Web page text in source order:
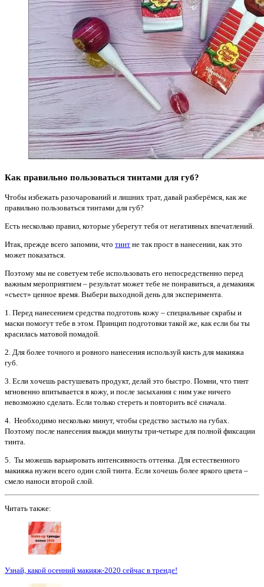
Как правильно пользоваться тинтами для губ?
Чтобы избежать разочарований и лишних трат, давай разберёмся, как же
правильно пользоваться тинтами для губ?
Есть несколько правил, которые уберегут тебя от негативных впечатлений.
Итак, прежде всего запомни, что тинт не так прост в нанесении, как это
может показаться.
Поэтому мы не советуем тебе использовать его непосредственно перед
важным мероприятием – результат может тебе не понравиться, а демакияж
«съест» ценное время. Выбери выходной день для эксперимента.
1. Перед нанесением средства подготовь кожу – специальные скрабы и
маски помогут тебе в этом. Принцип подготовки такой же, как если бы ты
красилась матовой помадой.
2. Для более точного и ровного нанесения используй кисть для макияжа
губ.
3. Если хочешь растушевать продукт, делай это быстро. Помни, что тинт
мгновенно впитывается в кожу, и после засыхания с ним уже ничего
невозможно сделать. Если только стереть и повторить всё сначала.
4. Необходимо несколько минут, чтобы средство застыло на губах.
Поэтому после нанесения выжди минуты три-четыре для полной фиксации
тинта.
5. Ты можешь варьировать интенсивность оттенка. Для естественного
макияжа нужен всего один слой тинта. Если хочешь более яркого цвета –
смело наноси второй слой.
Читать также:
Узнай, какой осенний макияж-2020 сейчас в тренде!